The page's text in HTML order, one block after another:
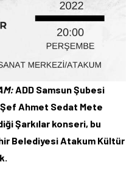
ADD Samsun Şubesi
Şef Ahmet Sedat Mete
Şarkılar konseri, bu
Belediyesi Atakum Kültür